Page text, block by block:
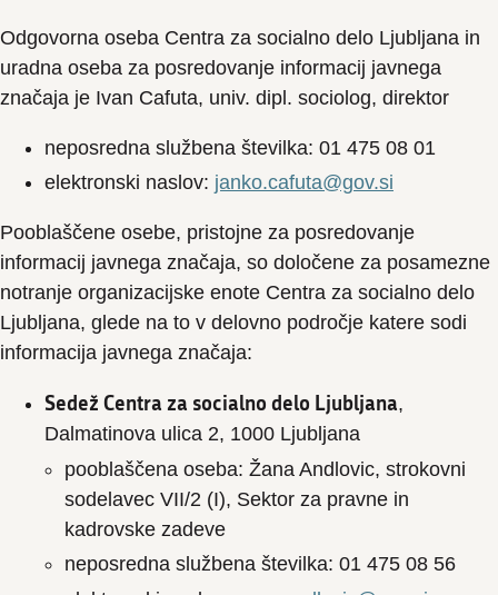
Odgovorna oseba Centra za socialno delo Ljubljana in
uradna oseba za posredovanje informacij javnega
značaja je Ivan Cafuta, univ. dipl. sociolog, direktor
neposredna službena številka: 01 475 08 01
elektronski naslov: janko.cafuta@gov.si
Pooblaščene osebe, pristojne za posredovanje
informacij javnega značaja, so določene za posamezne
notranje organizacijske enote Centra za socialno delo
Ljubljana, glede na to v delovno področje katere sodi
informacija javnega značaja:
Sedež Centra za socialno delo Ljubljana,
Dalmatinova ulica 2, 1000 Ljubljana
pooblaščena oseba: Žana Andlovic, strokovni
sodelavec VII/2 (I), Sektor za pravne in
kadrovske zadeve
neposredna službena številka: 01 475 08 56